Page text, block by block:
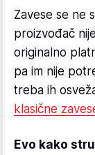
Zavese se ne
proizvođač
originalno
pa im nije
treba ih
klasične
Evo kako